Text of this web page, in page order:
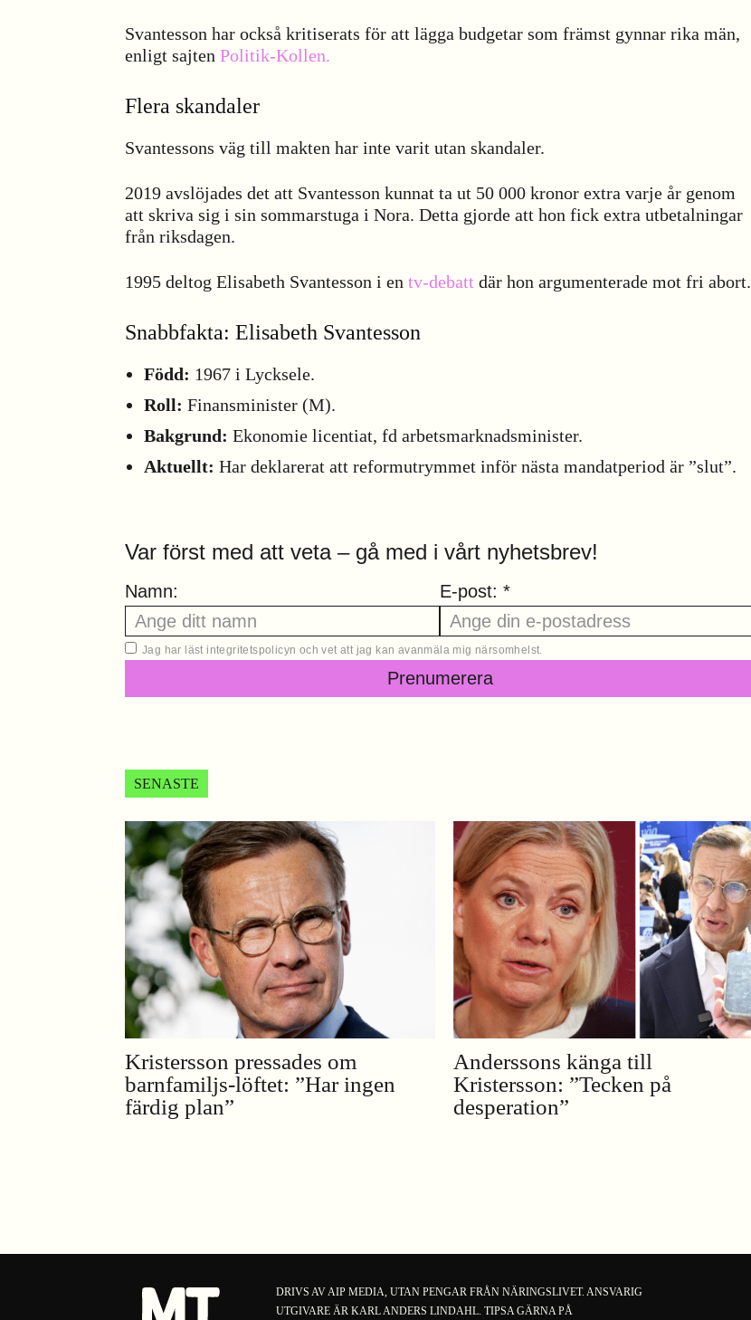
Svantesson har också kritiserats för att lägga budgetar som främst gynnar rika män,
enligt sajten Politik-Kollen.
Flera skandaler
Svantessons väg till makten har inte varit utan skandaler.
2019 avslöjades det att Svantesson kunnat ta ut 50 000 kronor extra varje år genom
att skriva sig i sin sommarstuga i Nora. Detta gjorde att hon fick extra utbetalningar
från riksdagen.
1995 deltog Elisabeth Svantesson i en tv-debatt där hon argumenterade mot fri abort.
Snabbfakta: Elisabeth Svantesson
Född: 1967 i Lycksele.
Roll: Finansminister (M).
Bakgrund: Ekonomie licentiat, fd arbetsmarknadsminister.
Aktuellt: Har deklarerat att reformutrymmet inför nästa mandatperiod är ”slut”.
Var först med att veta – gå med i vårt nyhetsbrev!
Namn: E-post: *
Jag har läst integritetspolicyn och vet att jag kan avanmäla mig närsomhelst.
Prenumerera
SENASTE
Kristersson pressades om
barnfamiljs-löftet: ”Har ingen
färdig plan”
Anderssons känga till
Kristersson: ”Tecken på
desperation”
DRIVS AVAIP MEDIA, UTAN PENGAR FRÅN NÄRINGSLIVET. ANSVARIG
UTGIVARE ÄR KARL ANDERS LINDAHL. TIPSA GÄRNA PÅ